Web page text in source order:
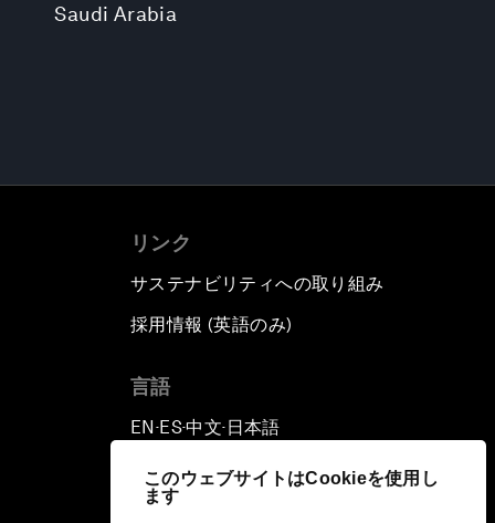
このウェブサイトはCookieを使用し
ます
Saudi Arabia
リンク
サステナビリティへの取り組み
採用情報 (英語のみ)
言語
EN ▪ES▪中文▪ 日本語